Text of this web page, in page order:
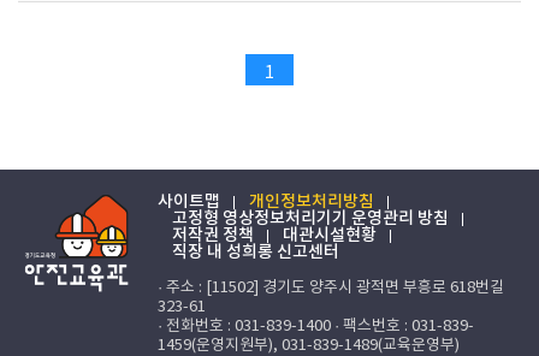
1
사이트맵
개인정보처리방침
고정형 영상정보처리기기 운영관리 방침
저작권 정책
대관시설현황
직장 내 성희롱 신고센터
· 주소 : [11502] 경기도 양주시 광적면 부흥로 618번길
323-61
· 전화번호 : 031-839-1400 · 팩스번호 : 031-839-
1459(운영지원부), 031-839-1489(교육운영부)